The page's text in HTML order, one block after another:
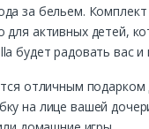
за бельем.
активных детей,
будет радовать вас
отличным
на лице вашей